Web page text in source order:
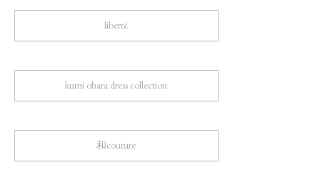
liberté
kumi ohara dress collection
和couture